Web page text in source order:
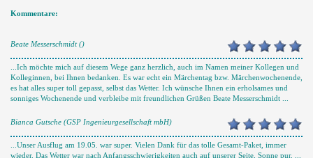
Kommentare:
Beate Messerschmidt ()
...Ich möchte mich auf diesem Wege ganz herzlich, auch im Namen meiner Kollegen und
Kolleginnen, bei Ihnen bedanken. Es war echt ein Märchentag bzw. Märchenwochenende,
es hat alles super toll gepasst, selbst das Wetter. Ich wünsche Ihnen ein erholsames und
sonniges Wochenende und verbleibe mit freundlichen Grüßen Beate Messerschmidt ...
Bianca Gutsche (GSP Ingenieurgesellschaft mbH)
...Unser Ausflug am 19.05. war super. Vielen Dank für das tolle Gesamt-Paket, immer
wieder. Das Wetter war nach Anfangsschwierigkeiten auch auf unserer Seite, Sonne pur. ...